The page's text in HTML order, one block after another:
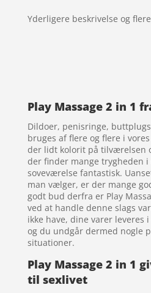
Yderligere beskrivelse og
Play Massage 2 in 1
Dildoer, penisringe,
bruges af flere og flere i
der lidt kolorit på tilværelsen
der finder mange trygheden i
soveværelse fantastisk.
man vælger, er der mange
godt bud derfra er Play
ved at handle denne slags
ikke have, dine varer leveres
og du undgår dermed nogle
situationer.
Play Massage 2 in 1
til sexlivet